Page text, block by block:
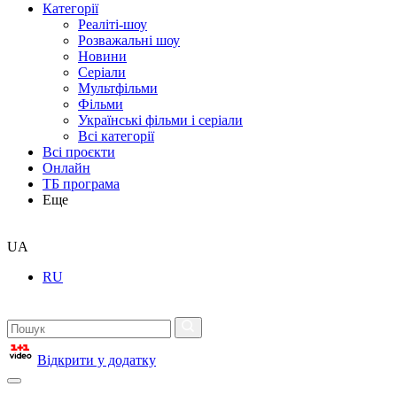
Категорії
Реаліті-шоу
Розважальні шоу
Новини
Серіали
Мультфільми
Фільми
Українські фільми і серіали
Всі категорії
Всі проєкти
Онлайн
ТБ програма
Еще
UA
RU
Відкрити у додатку